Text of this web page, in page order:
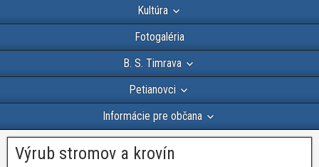
Kultúra
Fotogaléria
B. S. Timrava
Petianovci
Informácie pre občana
Výrub stromov a krovín